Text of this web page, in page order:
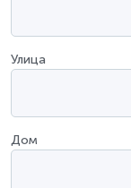
Улица
Дом